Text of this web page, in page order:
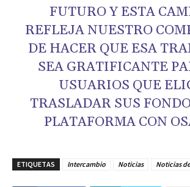
FUTURO Y ESTA
REFLEJA NUESTRO
DE HACER QUE ESA
SEA GRATIFICANTE
USUARIOS QUE
TRASLADAR SUS
PLATAFORMA CON
ETIQUETAS Intercambio Noticias Noticias